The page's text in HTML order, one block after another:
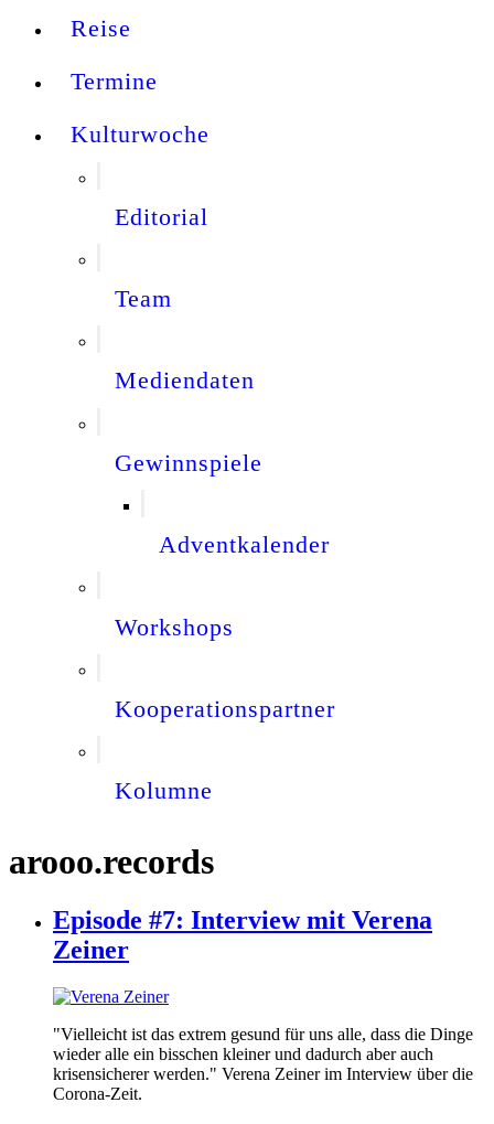
Reise
Termine
Kulturwoche
Editorial
Team
Mediendaten
Gewinnspiele
Adventkalender
Workshops
Kooperationspartner
Kolumne
arooo.records
Episode #7: Interview mit Verena
Zeiner
"Vielleicht ist das extrem gesund für uns alle, dass die Dinge
wieder alle ein bisschen kleiner und dadurch aber auch
krisensicherer werden." Verena Zeiner im Interview über die
Corona-Zeit.